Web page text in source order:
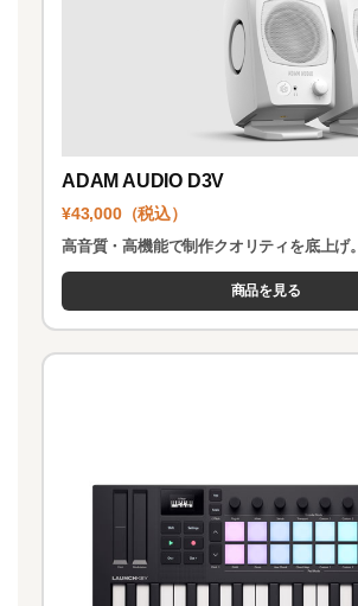
ADAM AUDIO D3V
¥43,000（税込）
高音質・高機能で制作クオリティを底上げ。
商品を見る